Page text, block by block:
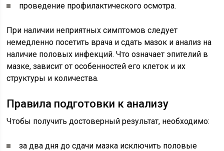
проведение профилактического осмотра.
При наличии неприятных симптомов следует
немедленно посетить врача и сдать мазок и анализ на
наличие половых инфекций. Что означает эпителий в
мазке, зависит от особенностей его клеток и их
структуры и количества.
Правила подготовки к анализу
Чтобы получить достоверный результат, необходимо:
за два дня до сдачи мазка исключить половые